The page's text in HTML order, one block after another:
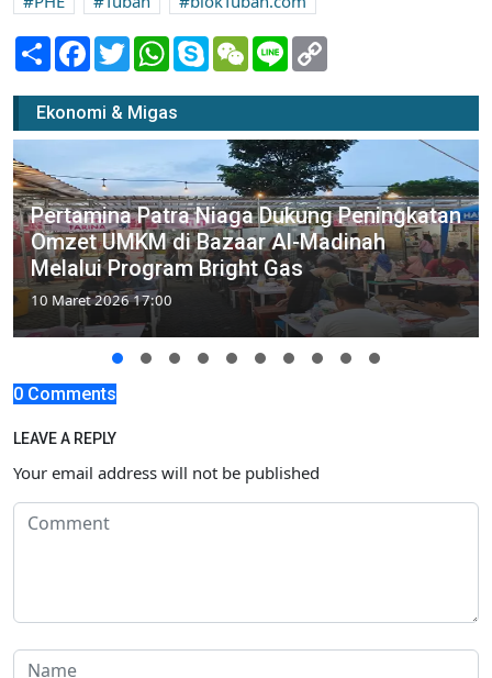
Share Facebook
TwitterWhatsApp
SkypeWeChatLine
Ekonomi & Migas
Pertamina Patra Niaga Dukung Peningkatan
Omzet UMKM di Bazaar Al-Madinah
Melalui Program Bright Gas
10 Maret 2026 17:00
0 Comments
LEAVE A REPLY
Your email address will not be published